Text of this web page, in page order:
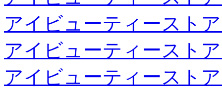
アイビューティースト
アイビューティースト
アイビューティースト